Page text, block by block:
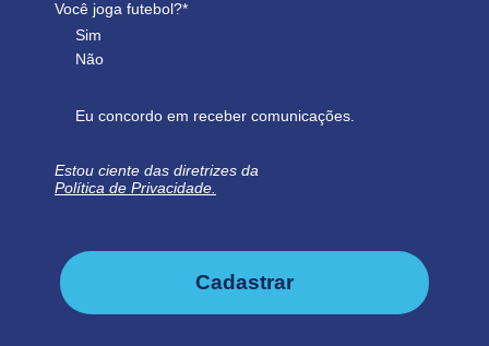
Você joga futebol?*
Sim
Não
Eu concordo em receber comunicações.
Estou ciente das diretrizes da
Política de Privacidade.
Cadastrar